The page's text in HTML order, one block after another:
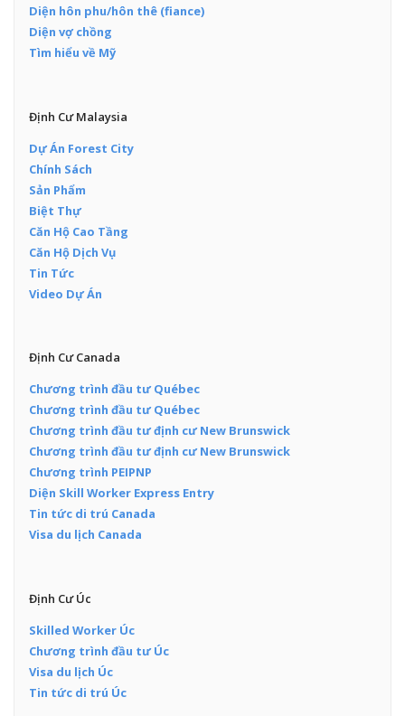
Diện hôn phu/hôn thê (fiance)
Diện vợ chồng
Tìm hiểu về Mỹ
Định Cư Malaysia
Dự Án Forest City
Chính Sách
Sản Phẩm
Biệt Thự
Căn Hộ Cao Tầng
Căn Hộ Dịch Vụ
Tin Tức
Video Dự Án
Định Cư Canada
Chương trình đầu tư Québec
Chương trình đầu tư Québec
Chương trình đầu tư định cư New Brunswick
Chương trình đầu tư định cư New Brunswick
Chương trình PEIPNP
Diện Skill Worker Express Entry
Tin tức di trú Canada
Visa du lịch Canada
Định Cư Úc
Skilled Worker Úc
Chương trình đầu tư Úc
Visa du lịch Úc
Tin tức di trú Úc